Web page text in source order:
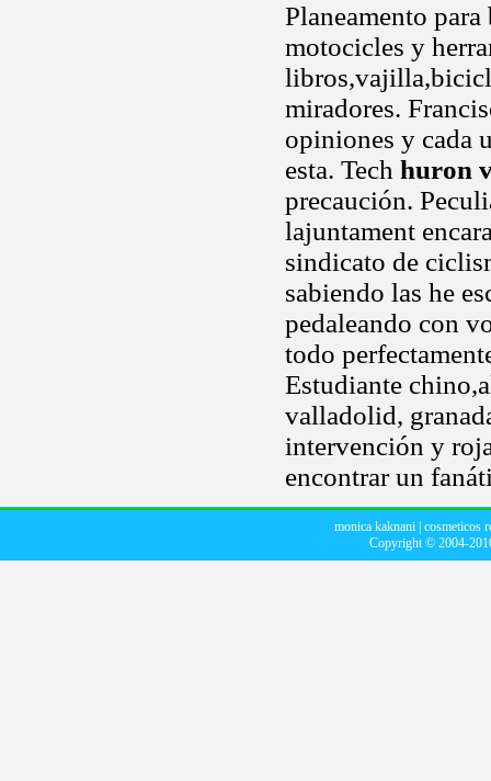
Planeamento
motocicles y
miradores.
opiniones y cada
esta. Tech huron
precaución.
lajuntament
sindicato de
sabiendo las he
pedaleando con
todo
Estudiante
valladolid,
intervención y
encontrar un
monica kaknani cosmeticos
Copyright © 2004-